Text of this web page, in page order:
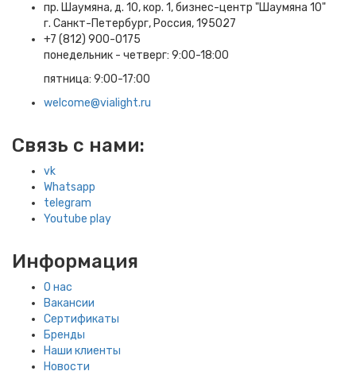
пр. Шаумяна, д. 10, кор. 1, бизнес-центр "Шаумяна 10"
г. Санкт-Петербург, Россия, 195027
+7 (812) 900-0175
понедельник - четверг: 9:00-18:00
пятница: 9:00-17:00
welcome@vialight.ru
Связь с нами:
vk
Whatsapp
telegram
Youtube play
Информация
О нас
Вакансии
Сертификаты
Бренды
Наши клиенты
Новости